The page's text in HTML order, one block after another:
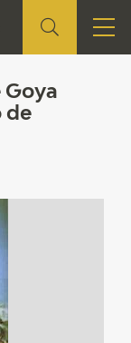
Goya
de
'La carta